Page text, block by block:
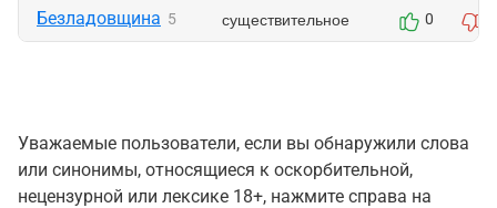
Безладовщина 5 существительное 0
Уважаемые пользователи, если вы обнаружили слова
или синонимы, относящиеся к оскорбительной,
нецензурной или лексике 18+, нажмите справа на